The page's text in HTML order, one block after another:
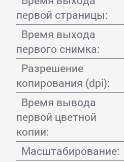
первой страницы:
Время выхода
первого снимка:
Разрешение
копирования (dpi):
Время вывода
первой цветной
копии:
Масштабирование: